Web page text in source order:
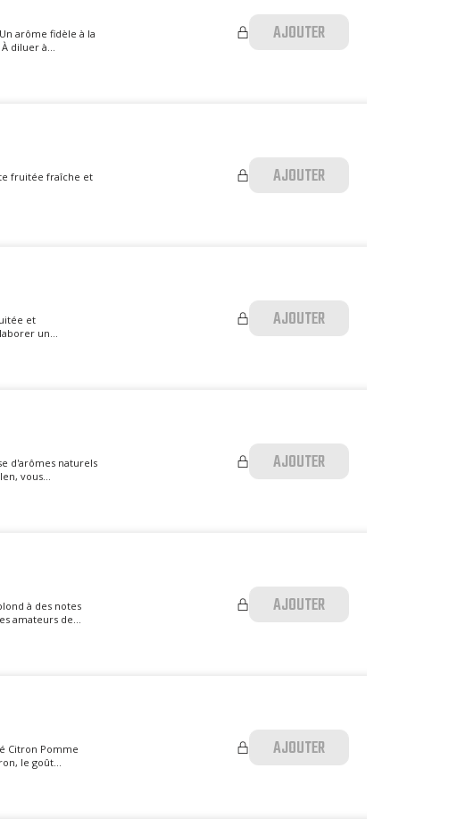
arôme fidèle à la
diluer à...
AJOUTER
fruitée fraîche et
AJOUTER
et
un...
AJOUTER
d'arômes naturels
vous...
AJOUTER
à des notes
amateurs de...
AJOUTER
Citron Pomme
le goût...
AJOUTER